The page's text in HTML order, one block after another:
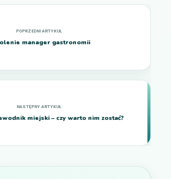
manager gastronomii
miejski – czy warto nim zostać?